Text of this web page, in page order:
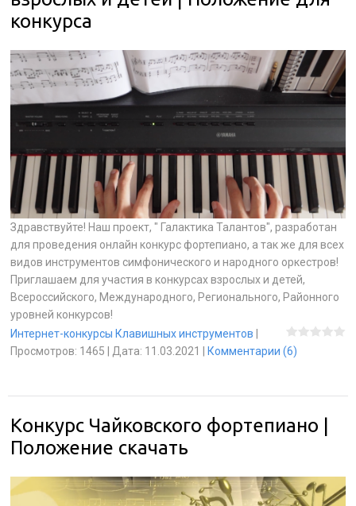
конкурса
Здравствуйте! Наш проект, " Галактика Талантов", разработан
для проведения онлайн конкурс фортепиано, а так же для всех
видов инструментов симфонического и народного оркестров!
Приглашаем для участия в конкурсах взрослых и детей,
Всероссийского, Международного, Регионального, Районного
уровней конкурсов!
Интернет-конкурсы Клавишных инструментов
Просмотров: 1465 Дата: 11.03.2021 Комментарии (6)
Конкурс Чайковского фортепиано |
Положение скачать